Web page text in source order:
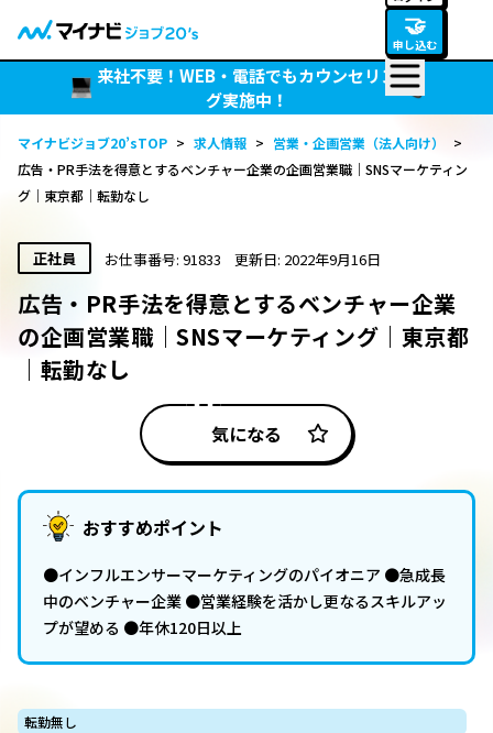
🤝
申し込む
来社不要！WEB・電話でもカウンセリン
グ実施中！
マイナビジョブ20’sTOP > 求人情報 > 営業・企画営業（法人向け）
>
広告・PR手法を得意とするベンチャー企業の企画営業職｜SNSマーケティン
グ｜東京都｜転勤なし
正社員 お仕事番号: 91833 更新日: 2022年9月16日
広告・PR手法を得意とするベンチャー企業
の企画営業職｜SNSマーケティング｜東京都
｜転勤なし
気になる
おすすめポイント
●インフルエンサーマーケティングのパイオニア ●急成長
中のベンチャー企業 ●営業経験を活かし更なるスキルアッ
プが望める ●年休120日以上
転勤無し